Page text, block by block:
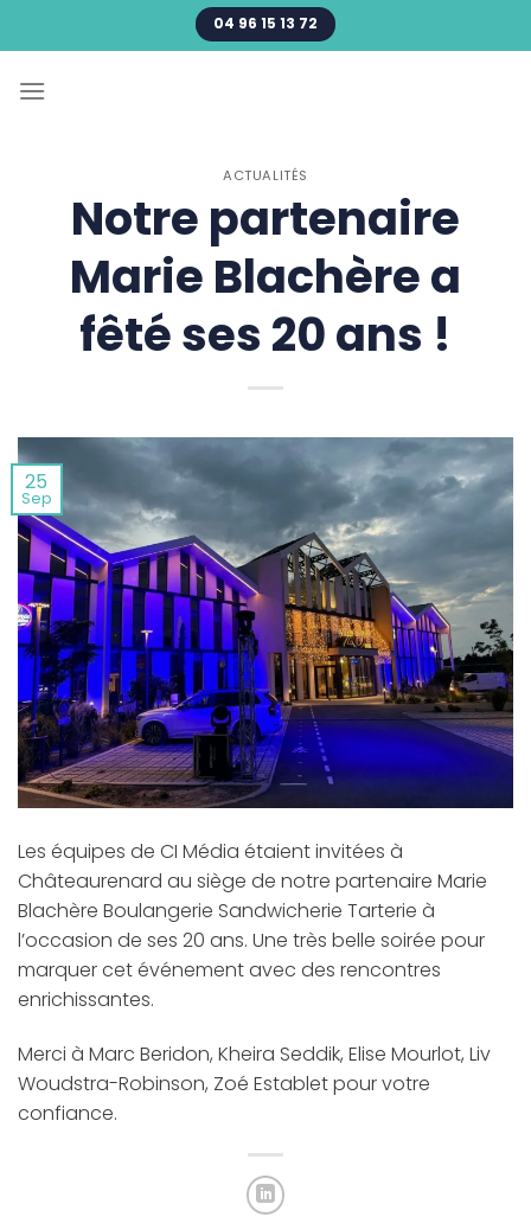
au
04 96 15 13 72
ACTUALITÉS
Notre partenaire
Marie Blachère a
fêté ses 20 ans !
25
Sep
Les équipes de CI Média étaient invitées à
Châteaurenard au siège de notre partenaire Marie
Blachère Boulangerie Sandwicherie Tarterie à
l’occasion de ses 20 ans. Une très belle soirée pour
marquer cet événement avec des rencontres
enrichissantes.
Merci à Marc Beridon, Kheira Seddik, Elise Mourlot, Liv
Woudstra-Robinson, Zoé Establet pour votre
confiance.